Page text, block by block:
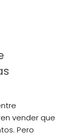
vender que
Pero